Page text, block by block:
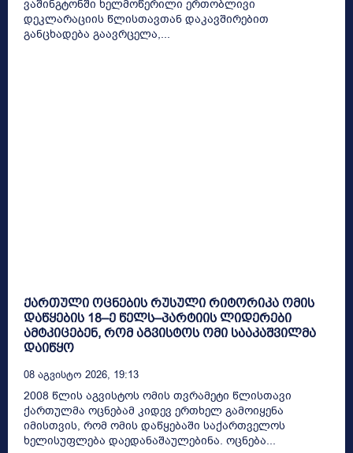
ვაშინგტონში ხელმოწერილი ერთობლივი
დეკლარაციის წლისთავთან დაკავშირებით
განცხადება გაავრცელა,...
ქართული ოცნების რუსული რიტორიკა ომის
დაწყების 18–ე წელს–პარტიის ლიდერები
ამტკიცებენ, რომ აგვისტოს ომი სააკაშვილმა
დაიწყო
08 Აგვისტო 2026, 19:13
2008 წლის აგვისტოს ომის თვრამეტი წლისთავი
ქართულმა ოცნებამ კიდევ ერთხელ გამოიყენა
იმისთვის, რომ ომის დაწყებაში საქართველოს
ხელისუფლება დაედანაშაულებინა. ოცნება...